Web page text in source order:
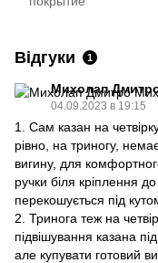
Відгуки 1
Михолап
04.09.2023 в 19:15
1. Сам казан на
рівно, на триногу,
вигину, для
ручки біля кріплення
перекошується під
2. Тринога теж на
підвішування казана
але купувати готовий